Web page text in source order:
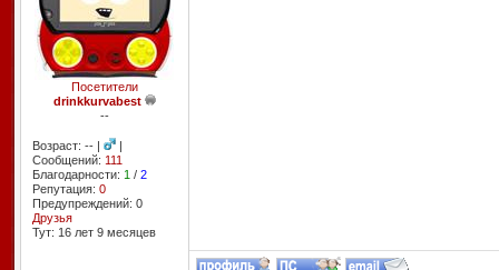
Посетители
drinkkurvabest
--
Возраст: -- |
|
Сообщений: 111
Благодарности: 1 / 2
Репутация: 0
Предупреждений: 0
Друзья
Тут: 16 лет 9 месяцев